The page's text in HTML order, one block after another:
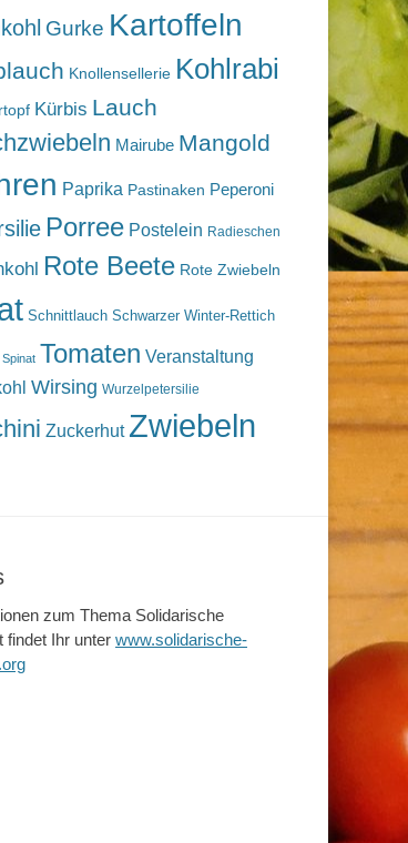
Gurke Kartoffeln
Knollensellerie Kohlrabi
Kürbis Lauch
Mairube Mangold
Paprika Pastinaken Peperoni
Porree Postelein Radieschen
Rote Beete Rote Zwiebeln
Schnittlauch Schwarzer Winter-Rettich
Spinat Tomaten Veranstaltung
Wirsing Wurzelpetersilie
Zuckerhut Zwiebeln
zum Thema Solidarische
findet Ihr unter www.solidarische-